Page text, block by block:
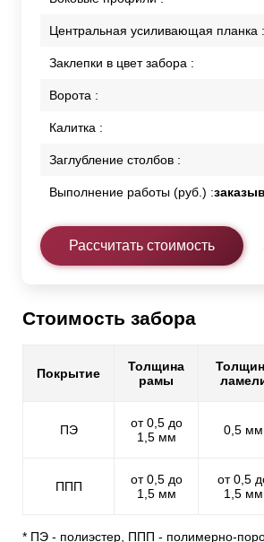
Центральная усиливающая планка :
Заклепки в цвет забора :
Ворота :
Калитка :
Заглубление столбов :
Выполнение работы (руб.) :
Рассчитать стоимость
Стоимость забора
Покрытие
Толщина
рамы
ПЭ
от 0,5 до
1,5 мм
0,5 мм
ППП
от 0,5 до
1,5 мм
от 0,5
1,5 мм
* ПЭ - полиэстер, ППП - полимерно-